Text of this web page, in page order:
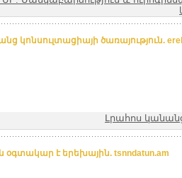
կոնսուլտացիայի ծառայություն.
Լրահոս
է երեխային. tsnndatun.am